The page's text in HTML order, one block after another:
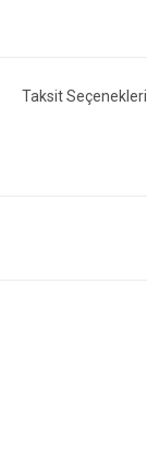
Taksit Seçenekleri
pahalı.
olmalı.